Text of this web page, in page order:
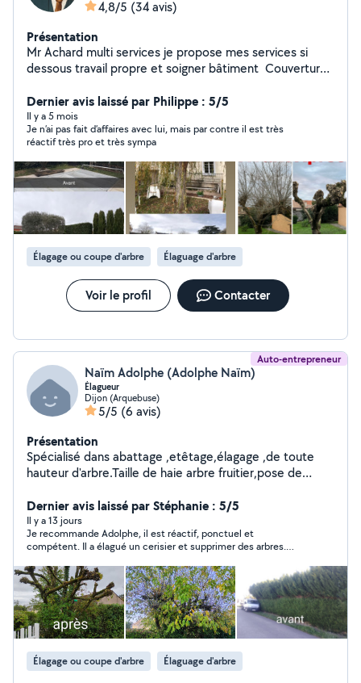
4,8/5 (34 avis)
Présentation
Mr Achard multi services je propose mes services si
dessous travail propre et soigner bâtiment ️ Couverture,
cimentation feitage, Nettoyage toiture Espace vert
Taille de haie Abattage Élagage Enlèvement des
végétaux N'hésiter pas à regarder ma gallérie photo de
mes travaux avant après Devis et déplacement gratuit
possibilité de se déplacer dans la journée si urgence. Je
suis joignable à partir de l'application ou sur mon
portable 06-02-40-40-65 n'hésitez pas pour toute
question.
Dernier avis laissé par Philippe : 5/5
Il y a 5 mois
Je n’ai pas fait d’affaires avec lui, mais par contre il est très
réactif très pro et très sympa
Élagage ou coupe d'arbre Élaguage d'arbre
Voir le profil Contacter
Auto-entrepreneur
Naïm Adolphe (Adolphe Naïm)
Élagueur
Dijon (Arquebuse)
5/5 (6 avis)
Présentation
Spécialisé dans abattage ,etêtage,élagage ,de toute
hauteur d'arbre.Taille de haie arbre fruitier,pose de
d'expérience.
Dernier avis laissé par Stéphanie : 5/5
Il y a 13 jours
Je recommande Adolphe, il est réactif, ponctuel et
compétent. Il a élagué un cerisier et supprimer des arbres.
Élagage ou coupe d'arbre Élaguage d'arbre